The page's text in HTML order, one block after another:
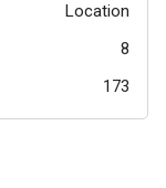
Location
8
173